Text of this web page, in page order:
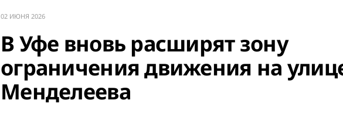
02 ИЮНЯ 2026
В Уфе вновь расширят зону
ограничения движения на
Менделеева